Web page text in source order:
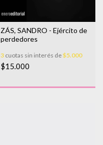
ZÁS, SANDRO - Ejército de
perdedores
3 cuotas sin interés de$5.000
$15.000